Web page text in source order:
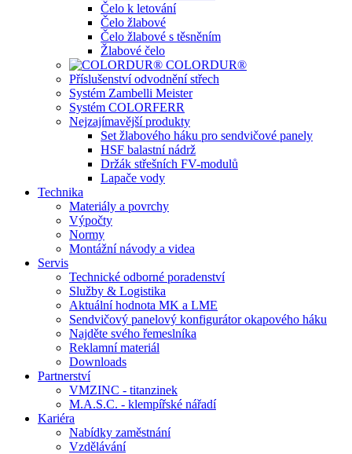
Čelo k letování
Čelo žlabové
Čelo žlabové s těsněním
Žlabové čelo
COLORDUR®
Příslušenství odvodnění střech
Systém Zambelli Meister
Systém COLORFERR
Nejzajímavější produkty
Set žlabového háku pro sendvičové panely
HSF balastní nádrž
Držák střešních FV-modulů
Lapače vody
Technika
Materiály a povrchy
Výpočty
Normy
Montážní návody a videa
Servis
Technické odborné poradenství
Služby & Logistika
Aktuální hodnota MK a LME
Sendvičový panelový konfigurátor okapového háku
Najděte svého řemeslníka
Reklamní materiál
Downloads
Partnerství
VMZINC - titanzinek
M.A.S.C. - klempířské nářadí
Kariéra
Nabídky zaměstnání
Vzdělávání